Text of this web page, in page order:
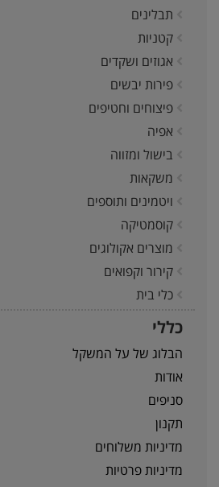
תבלינים
קטניות
אגוזים ושקדים
פירות יבשים
פיצוחים וחטיפים
אפיה
בישול ומזווה
משקאות
ויטמינים ותוספים
קוסמטיקה
מוצרים אקולוגים
קירור וקפואים
כלי בית
כללי
הבלוג של על המשקל
אודות
סניפים
תקנון
מדיניות משלוחים
מדיניות פרטיות